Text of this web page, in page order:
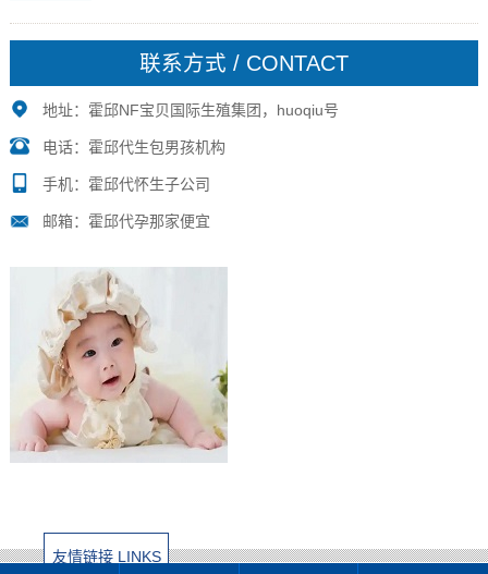
继续过度用嗓，尽量减少哭闹，让宝宝的声音得到充
联系方式 / CONTACT
地址：霍邱NF宝贝国际生殖集团，huoqiu号
电话：霍邱代生包男孩机构
手机：霍邱代怀生子公司
邮箱：霍邱代孕那家便宜
友情链接 LINKS